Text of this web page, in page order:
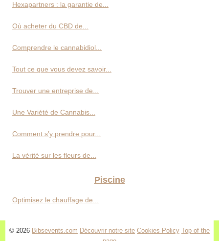
Hexapartners : la garantie de...
Où acheter du CBD de...
Comprendre le cannabidiol...
Tout ce que vous devez savoir...
Trouver une entreprise de...
Une Variété de Cannabis...
Comment s’y prendre pour...
La vérité sur les fleurs de...
Piscine
Optimisez le chauffage de...
© 2026 Bibsevents.com Découvrir notre site Cookies Policy Top of the